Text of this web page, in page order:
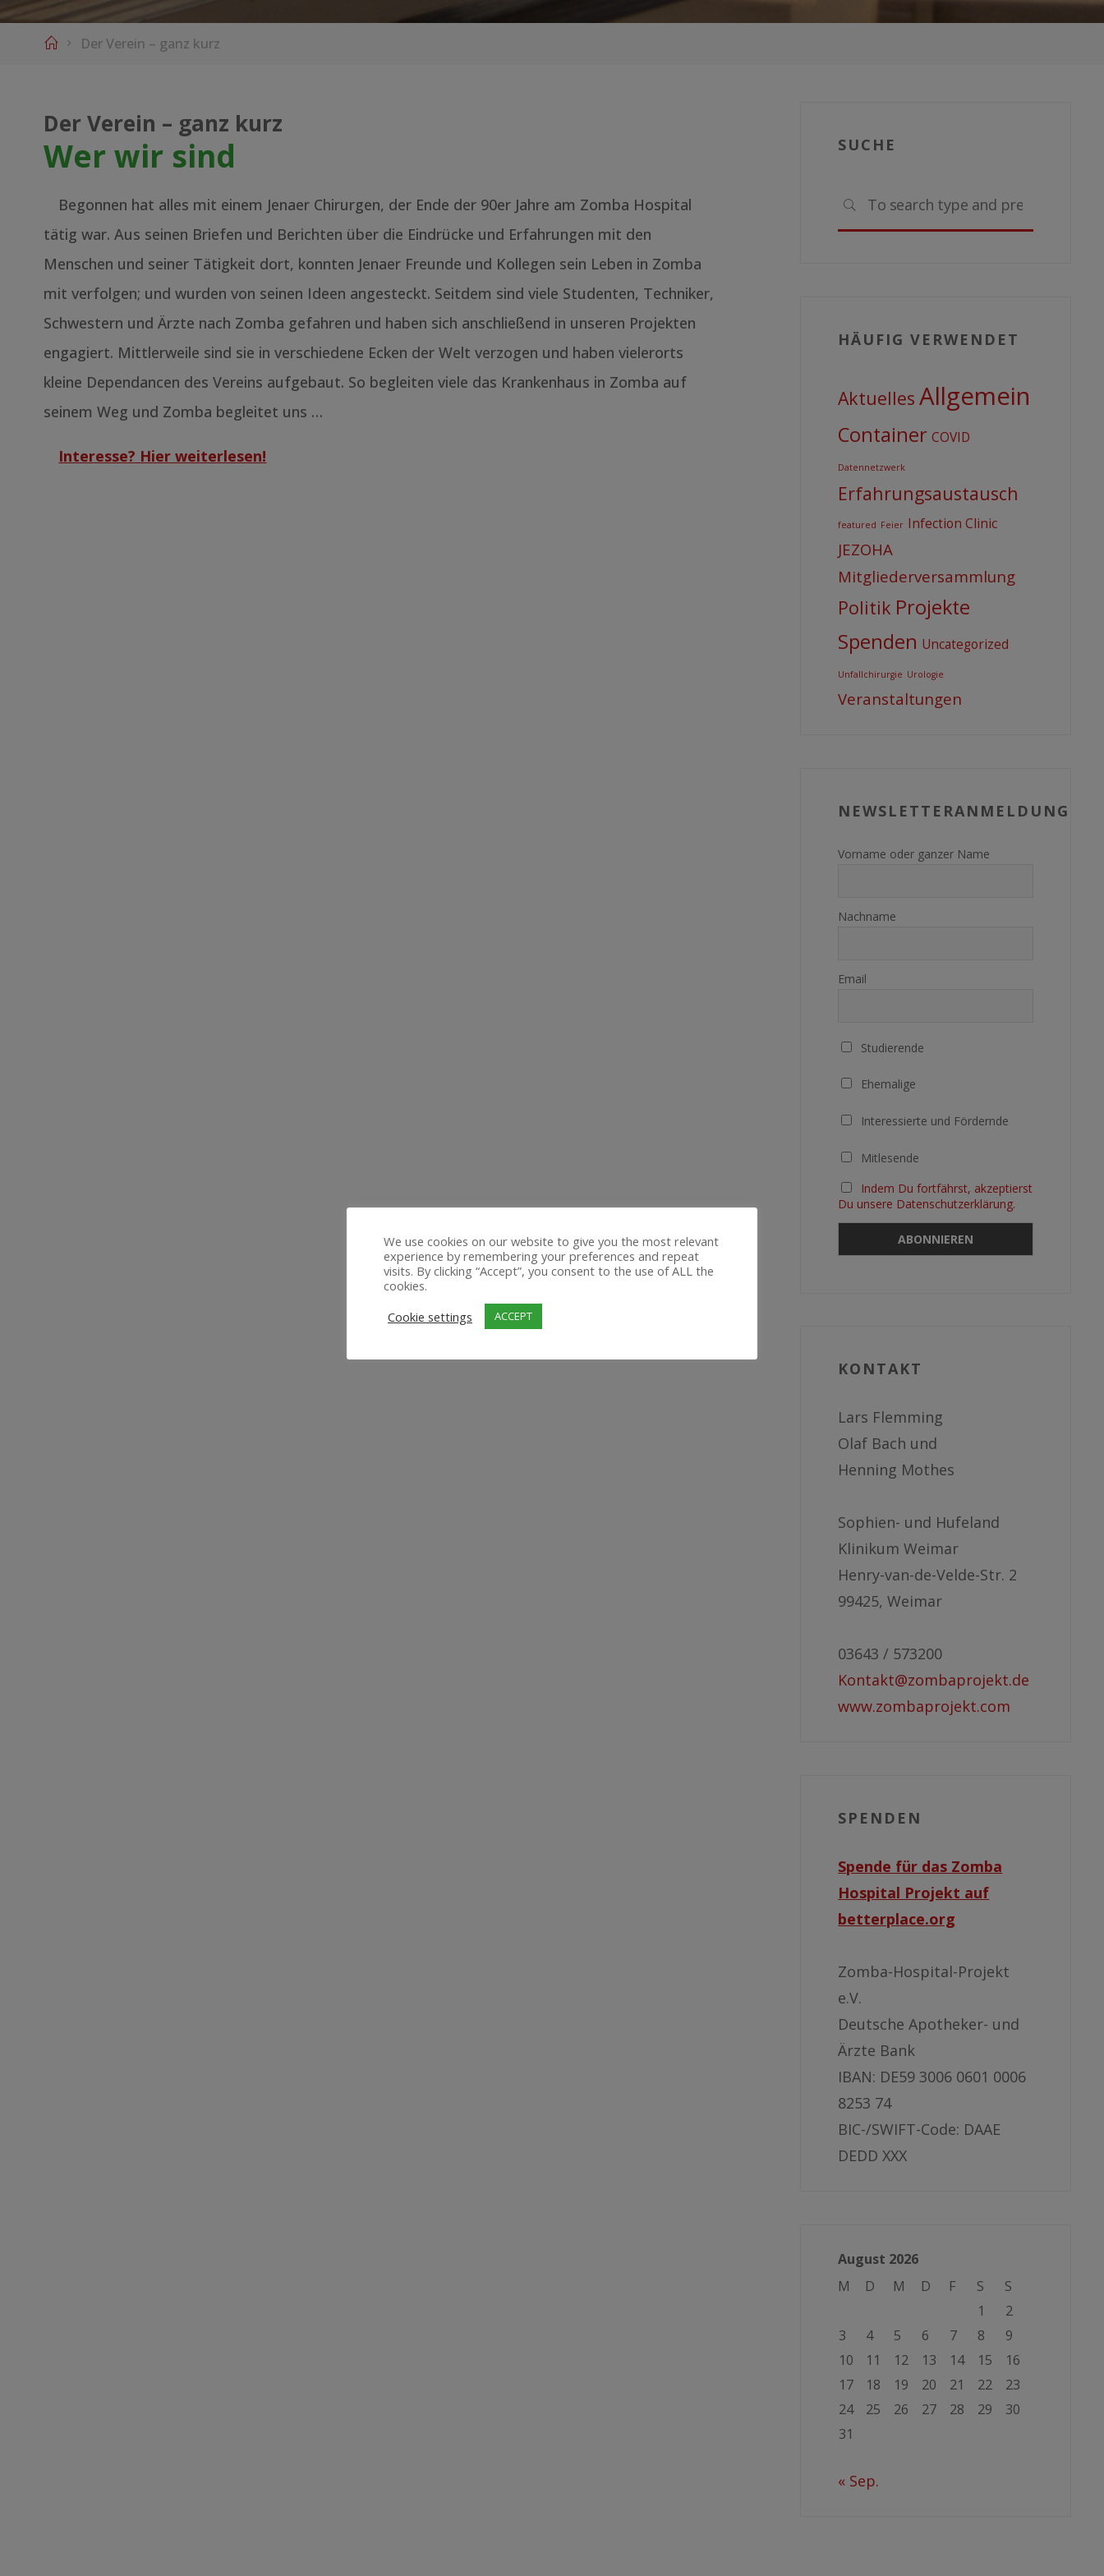
HomeDer Verein – ganz kurz
Der Verein – ganz kurz
Wer wir sind
Begonnen hat alles mit einem Jenaer Chirurgen, der Ende der 90er Jahre am Zomba Hospital
tätig war. Aus seinen Briefen und Berichten über die Eindrücke und Erfahrungen mit den
Menschen und seiner Tätigkeit dort, konnten Jenaer Freunde und Kollegen sein Leben in Zomba
mit verfolgen; und wurden von seinen Ideen angesteckt. Seitdem sind viele Studenten, Techniker,
Schwestern und Ärzte nach Zomba gefahren und haben sich anschließend in unseren Projekten
engagiert. Mittlerweile sind sie in verschiedene Ecken der Welt verzogen und haben vielerorts
kleine Dependancen des Vereins aufgebaut. So begleiten viele das Krankenhaus in Zomba auf
seinem Weg und Zomba begleitet uns …
Interesse? Hier weiterlesen!
SUCHE
SEARCH
HÄUFIG VERWENDET
Aktuelles Allgemein
Container COVID
Datennetzwerk
Erfahrungsaustausch
featured Feier Infection Clinic
JEZOHA
Mitgliederversammlung
Politik Projekte
Spenden Uncategorized
Unfallchirurgie Urologie
Veranstaltungen
NEWSLETTERANMELDUNG
Vorname oder ganzer Name
Nachname
Email
Studierende
Ehemalige
Interessierte und Fördernde
Mitlesende
Indem Du fortfährst, akzeptierst
Du unsere Datenschutzerklärung.
KONTAKT
Lars Flemming
Olaf Bach und
Henning Mothes
Sophien- und Hufeland
Klinikum Weimar
Henry-van-de-Velde-Str. 2
99425, Weimar
03643 / 573200
Kontakt@zombaprojekt.de
www.zombaprojekt.com
SPENDEN
Spende für das Zomba
Hospital Projekt auf
betterplace.org
Zomba-Hospital-Projekt
e.V.
Deutsche Apotheker- und
Ärzte Bank
IBAN: DE59 3006 0601 0006
8253 74
BIC-/SWIFT-Code: DAAE
DEDD XXX
August 2026
M
D M D F S
S
1
2
3
4 5 6 7 8
9
10
11 12 13 14 15
16
17
18 19 20 21 22
23
24
25 26 27 28 29
30
31
« Sep.
We use cookies on our website to give you the most relevant
experience by remembering your preferences and repeat
visits. By clicking “Accept”, you consent to the use of ALL the
cookies.
Cookie settings
ACCEPT